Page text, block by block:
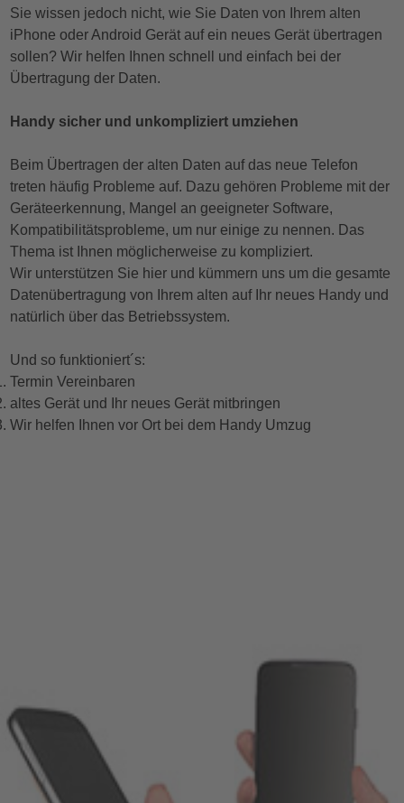
Sie wissen jedoch nicht, wie Sie Daten von Ihrem alten
iPhone oder Android Gerät auf ein neues Gerät übertragen
sollen? Wir helfen Ihnen schnell und einfach bei der
Übertragung der Daten.
Handy sicher und unkompliziert umziehen
Beim Übertragen der alten Daten auf das neue Telefon
treten häufig Probleme auf. Dazu gehören Probleme mit der
Geräteerkennung, Mangel an geeigneter Software,
Kompatibilitätsprobleme, um nur einige zu nennen. Das
Thema ist Ihnen möglicherweise zu kompliziert.
Wir unterstützen Sie hier und kümmern uns um die gesamte
Datenübertragung von Ihrem alten auf Ihr neues Handy und
natürlich über das Betriebssystem.
Und so funktioniert´s:
Termin Vereinbaren
altes Gerät und Ihr neues Gerät mitbringen
Wir helfen Ihnen vor Ort bei dem Handy Umzug